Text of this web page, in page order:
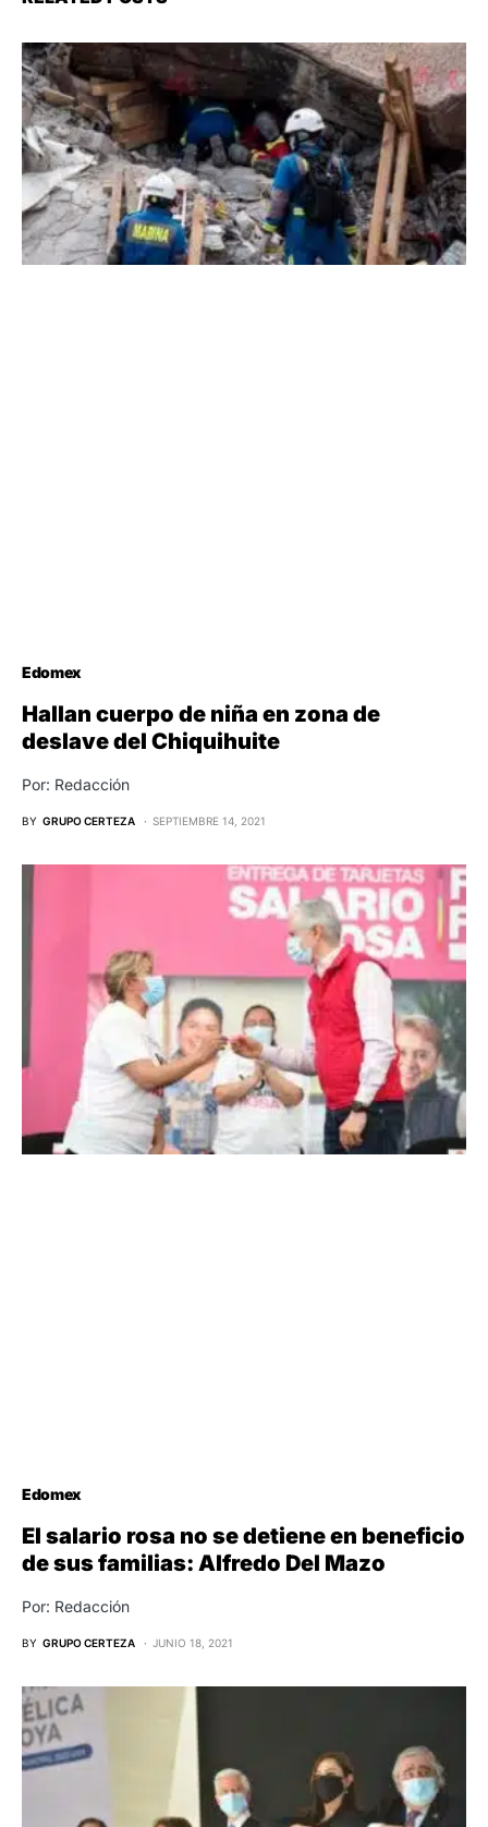
Edomex
Hallan cuerpo de niña en zona de
deslave del Chiquihuite
Por: Redacción
BY GRUPO CERTEZA SEPTIEMBRE 14, 2021
Edomex
El salario rosa no se detiene en beneficio
de sus familias: Alfredo Del Mazo
Por: Redacción
BY GRUPO CERTEZA JUNIO 18, 2021